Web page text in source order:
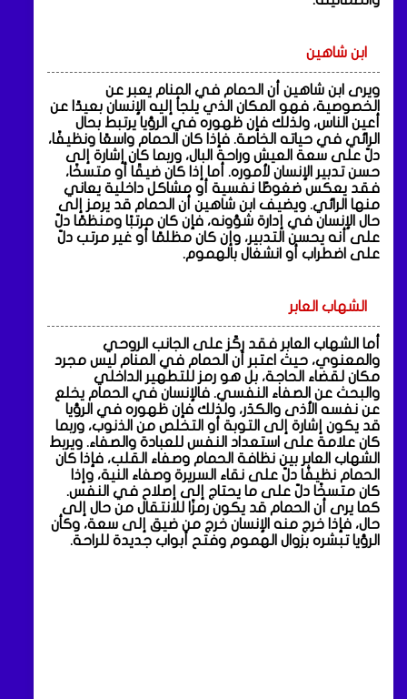
ابن شاهين
ويرى ابن شاهين أن الحمام في المنام يعبر عن
الخصوصية، فهو المكان الذي يلجأ إليه الإنسان بعيدًا عن
أعين الناس، ولذلك فإن ظهوره في الرؤيا يرتبط بحال
الرائي في حياته الخاصة. فإذا كان الحمام واسعًا ونظيفًا،
دلّ على سعة العيش وراحة البال، وربما كان إشارة إلى
حسن تدبير الإنسان لأموره. أما إذا كان ضيقًا أو متسخًا،
فقد يعكس ضغوطًا نفسية أو مشاكل داخلية يعاني
منها الرائي. ويضيف ابن شاهين أن الحمام قد يرمز إلى
حال الإنسان في إدارة شؤونه، فإن كان مرتبًا ومنظمًا دلّ
على أنه يحسن التدبير، وإن كان مظلمًا أو غير مرتب دلّ
على اضطراب أو انشغال بالهموم.
الشهاب العابر
أما الشهاب العابر فقد ركّز على الجانب الروحي
والمعنوي، حيث اعتبر أن الحمام في المنام ليس مجرد
مكان لقضاء الحاجة، بل هو رمز للتطهير الداخلي
والبحث عن الصفاء النفسي. فالإنسان في الحمام يخلع
عن نفسه الأذى والكدَر، ولذلك فإن ظهوره في الرؤيا
قد يكون إشارة إلى التوبة أو التخلص من الذنوب، وربما
كان علامة على استعداد النفس للعبادة والصفاء. ويربط
الشهاب العابر بين نظافة الحمام وصفاء القلب، فإذا كان
الحمام نظيفًا دلّ على نقاء السريرة وصفاء النية، وإذا
كان متسخًا دلّ على ما يحتاج إلى إصلاح في النفس.
كما يرى أن الحمام قد يكون رمزًا للانتقال من حال إلى
حال، فإذا خرج منه الإنسان خرج من ضيق إلى سعة، وكأن
الرؤيا تبشره بزوال الهموم وفتح أبواب جديدة للراحة.